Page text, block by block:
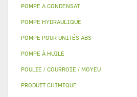
POMPE A CONDENSAT
POMPE HYDRAULIQUE
POMPE POUR UNITÉS ABS
POMPE À HUILE
POULIE / COURROIE / MOYEU
PRODUIT CHIMIQUE